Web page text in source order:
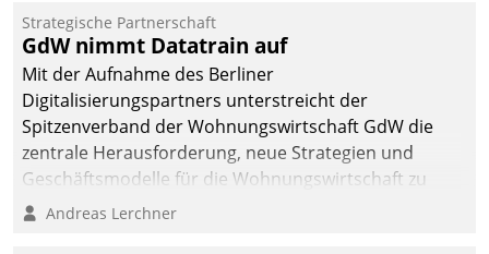
kommunale Wohnungsbauunternehmen daher
gemeinsam mit der Berliner Datatrain GmbH den
Teilprozess der Objektsanierung digitalisiert.
Strategische Partnerschaft
GdW nimmt Datatrain auf
Mit der Aufnahme des Berliner
Digitalisierungspartners unterstreicht der
Spitzenverband der Wohnungswirtschaft GdW die
zentrale Herausforderung, neue Strategien und
Geschäftsmodelle für die Wohnungswirtschaft zu
entwickeln.
Andreas Lerchner